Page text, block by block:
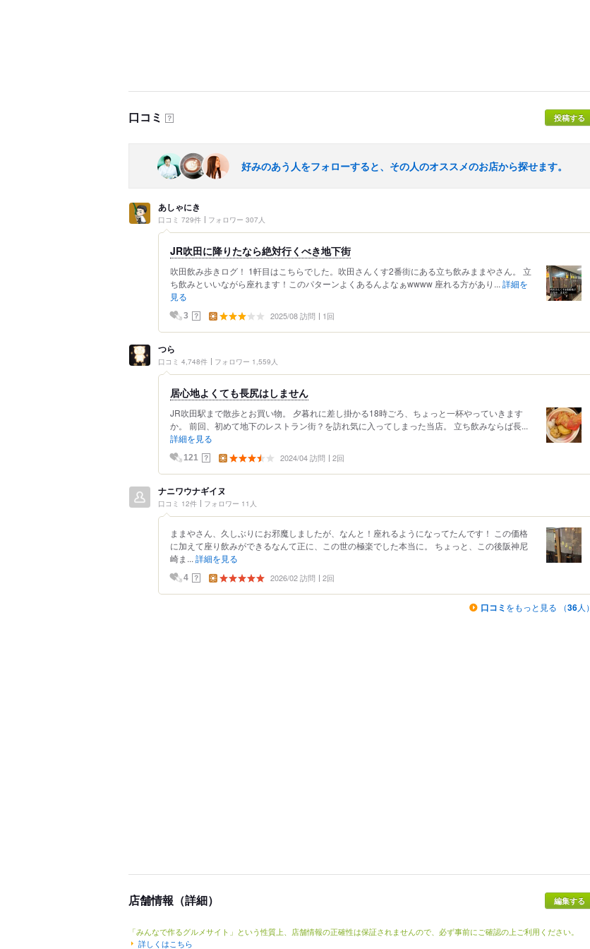
口コミ ？ 投稿する
好みのあう人をフォローすると、その人のオススメのお店から探せます。
あしゃにき
口コミ 729件 フォロワー 307人
JR吹田に降りたなら絶対行くべき地下街
吹田飲み歩きログ！ 1軒目はこちらでした。吹田さんくす2番街にある立ち飲みままやさん。 立
ち飲みといいながら座れます！このパターンよくあるんよなぁwwww 座れる方があり... 詳細を
見る
3 ？ 2025/08 訪問 1回
つら
口コミ 4,748件 フォロワー 1,559人
居心地よくても長尻はしません
JR吹田駅まで散歩とお買い物。 夕暮れに差し掛かる18時ごろ、ちょっと一杯やっていきます
か。 前回、初めて地下のレストラン街？を訪れ気に入ってしまった当店。 立ち飲みならば長...
詳細を見る
121 ？ 2024/04 訪問 2回
ナニワウナギイヌ
口コミ 12件 フォロワー 11人
ままやさん、久しぶりにお邪魔しましたが、なんと！座れるようになってたんです！ この価格
に加えて座り飲みができるなんて正に、この世の極楽でした本当に。 ちょっと、この後阪神尼
崎ま... 詳細を見る
4 ？ 2026/02 訪問 2回
口コミ をもっと見る （36人）
店舗情報（詳細） 編集する
「みんなで作るグルメサイト」という性質上、店舗情報の正確性は保証されませんので、必ず事前にご確認の上ご利用ください。
詳しくはこちら